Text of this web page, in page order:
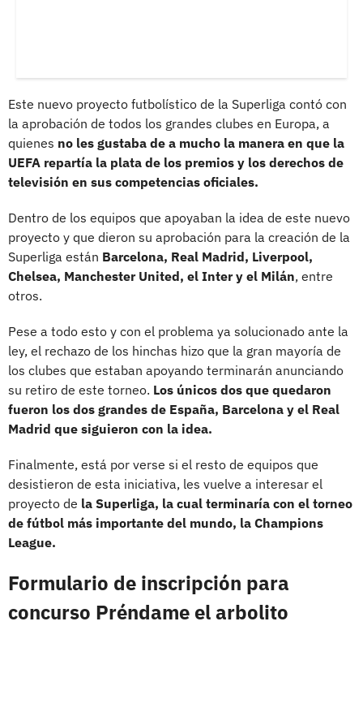
Este nuevo proyecto futbolístico de la Superliga contó con
la aprobación de todos los grandes clubes en Europa, a
quienes no les gustaba de a mucho la manera en que la
UEFA repartía la plata de los premios y los derechos de
televisión en sus competencias oficiales.
Dentro de los equipos que apoyaban la idea de este nuevo
proyecto y que dieron su aprobación para la creación de la
Superliga están Barcelona, Real Madrid, Liverpool,
Chelsea, Manchester United, el Inter y el Milán, entre
otros.
Pese a todo esto y con el problema ya solucionado ante la
ley, el rechazo de los hinchas hizo que la gran mayoría de
los clubes que estaban apoyando terminarán anunciando
su retiro de este torneo. Los únicos dos que quedaron
fueron los dos grandes de España, Barcelona y el Real
Madrid que siguieron con la idea.
Finalmente, está por verse si el resto de equipos que
desistieron de esta iniciativa, les vuelve a interesar el
proyecto de la Superliga, la cual terminaría con el torneo
de fútbol más importante del mundo, la Champions
League.
Formulario de inscripción para
concurso Préndame el arbolito